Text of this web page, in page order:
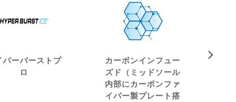
パーバーストプ
ロ
カーボンインフュー
ズド（ミッドソール
内部にカーボンファ
イバー製プレート搭